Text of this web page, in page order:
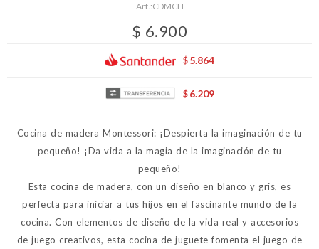
CDMCH
$ 6.900
$ 5.864
$ 6.209
Cocina de madera Montessori: ¡Despierta la imaginación de tu
pequeño! ¡Da vida a la magia de la imaginación de tu
pequeño!
Esta cocina de madera, con un diseño en blanco y gris, es
perfecta para iniciar a tus hijos en el fascinante mundo de la
cocina. Con elementos de diseño de la vida real y accesorios
de juego creativos, esta cocina de juguete fomenta el juego de